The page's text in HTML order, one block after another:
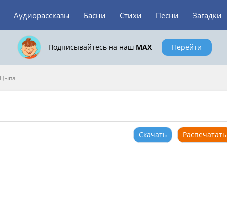
Аудиорассказы Басни Стихи Песни Загадки
Подписывайтесь на наш MAX Перейти
Цыпа
Скачать Распечатать